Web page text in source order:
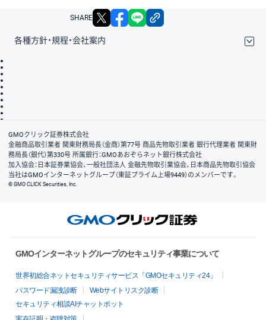
SHARE X facebook
各種方針・規程・会社案内
会社案内
GMOクリック証券株式会社
金融商品取引業者 関東財務局長（金商）第77号 商品先物取引業者 銀行代理業者 関東財
務局長（銀代）第330号 所属銀行：GMOあおぞらネット銀行株式会社
加入協会：日本証券業協会、一般社団法人 金融先物取引業協会、日本商品先物取引協会
当社はGMOインターネットグループ（東証プライム上場9449）のメンバーです。
© GMO CLICK Securities, Inc.
GMOインターネットグループのセキュリティ事業について
世界初総合ネットセキュリティサービス「GMOセキュリティ24」
パスワード漏洩診断
Webサイトリスク診断
セキュリティ相談AIチャットボット